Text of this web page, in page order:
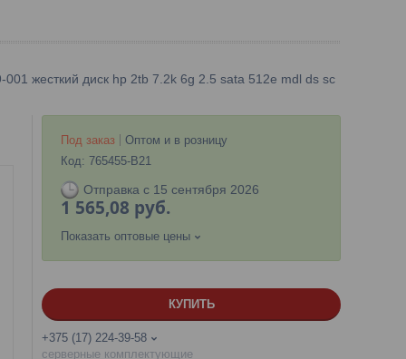
жесткий диск hp 2tb 7.2k 6g 2.5 sata 512e mdl ds sc
Под заказ
Оптом и в розницу
Код: 765455-B21
Отправка с 15 сентября 2026
1 565,08 руб.
Показать оптовые цены
КУПИТЬ
+375 (17) 224-39-58
серверные комплектующие